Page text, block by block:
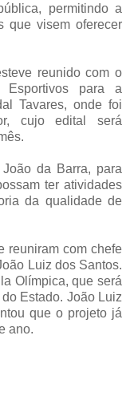
permitindo a
que visem oferecer
reunido com o
Esportivos para a
Tavares, onde foi
cujo edital será
da Barra, para
ter atividades
da qualidade de
reuniram com chefe
Luiz dos Santos.
Olímpica, que será
Estado. João Luiz
que o projeto já
ano.